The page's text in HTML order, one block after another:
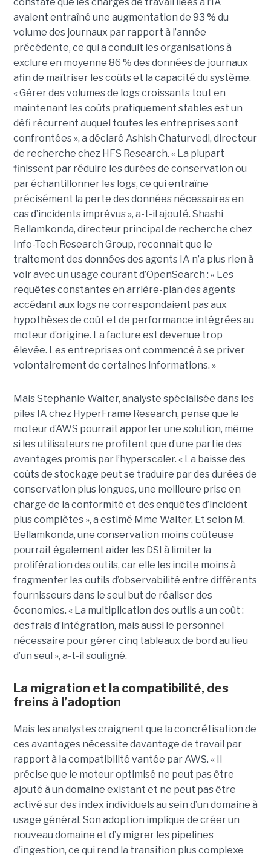
constaté que les charges de travail liées à l’IA
avaient entraîné une augmentation de 93 % du
volume des journaux par rapport à l’année
précédente, ce qui a conduit les organisations à
exclure en moyenne 86 % des données de journaux
afin de maîtriser les coûts et la capacité du système.
« Gérer des volumes de logs croissants tout en
maintenant les coûts pratiquement stables est un
défi récurrent auquel toutes les entreprises sont
confrontées », a déclaré Ashish Chaturvedi, directeur
de recherche chez HFS Research. « La plupart
finissent par réduire les durées de conservation ou
par échantillonner les logs, ce qui entraîne
précisément la perte des données nécessaires en
cas d’incidents imprévus », a-t-il ajouté. Shashi
Bellamkonda, directeur principal de recherche chez
Info-Tech Research Group, reconnait que le
traitement des données des agents IA n’a plus rien à
voir avec un usage courant d’OpenSearch : « Les
requêtes constantes en arrière-plan des agents
accédant aux logs ne correspondaient pas aux
hypothèses de coût et de performance intégrées au
moteur d’origine. La facture est devenue trop
élevée. Les entreprises ont commencé à se priver
volontairement de certaines informations. »
Mais Stephanie Walter, analyste spécialisée dans les
piles IA chez HyperFrame Research, pense que le
moteur d’AWS pourrait apporter une solution, même
si les utilisateurs ne profitent que d’une partie des
avantages promis par l’hyperscaler. « La baisse des
coûts de stockage peut se traduire par des durées de
conservation plus longues, une meilleure prise en
charge de la conformité et des enquêtes d’incident
plus complètes », a estimé Mme Walter. Et selon M.
Bellamkonda, une conservation moins coûteuse
pourrait également aider les DSI à limiter la
prolifération des outils, car elle les incite moins à
fragmenter les outils d’observabilité entre différents
fournisseurs dans le seul but de réaliser des
économies. « La multiplication des outils a un coût :
des frais d’intégration, mais aussi le personnel
nécessaire pour gérer cinq tableaux de bord au lieu
d’un seul », a-t-il souligné.
La migration et la compatibilité, des
freins à l’adoption
Mais les analystes craignent que la concrétisation de
ces avantages nécessite davantage de travail par
rapport à la compatibilité vantée par AWS. « Il
précise que le moteur optimisé ne peut pas être
ajouté à un domaine existant et ne peut pas être
activé sur des index individuels au sein d’un domaine à
usage général. Son adoption implique de créer un
nouveau domaine et d’y migrer les pipelines
d’ingestion, ce qui rend la transition plus complexe